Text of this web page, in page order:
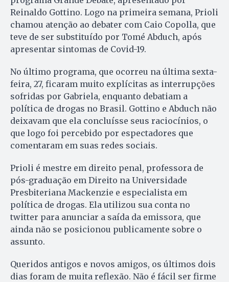
Reinaldo Gottino. Logo na primeira semana, Prioli
chamou atenção ao debater com Caio Copolla, que
teve de ser substituído por Tomé Abduch, após
apresentar sintomas de Covid-19.
No último programa, que ocorreu na última sexta-
feira, 27, ficaram muito explícitas as interrupções
sofridas por Gabriela, enquanto debatiam a
política de drogas no Brasil. Gottino e Abduch não
deixavam que ela concluísse seus raciocínios, o
que logo foi percebido por espectadores que
comentaram em suas redes sociais.
Prioli é mestre em direito penal, professora de
pós-graduação em Direito na Universidade
Presbiteriana Mackenzie e especialista em
política de drogas. Ela utilizou sua conta no
twitter para anunciar a saída da emissora, que
ainda não se posicionou publicamente sobre o
assunto.
Queridos antigos e novos amigos, os últimos dois
dias foram de muita reflexão. Não é fácil ser firme